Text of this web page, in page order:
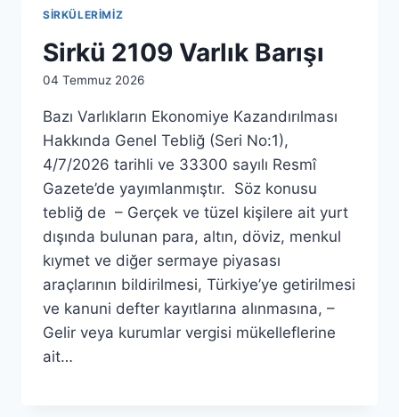
SIRKÜLERIMIZ
Sirkü 2109 Varlık Barışı
By
04 Temmuz 2026
Bazı Varlıkların Ekonomiye Kazandırılması
Hakkında Genel Tebliğ (Seri No:1),
4/7/2026 tarihli ve 33300 sayılı Resmî
Gazete’de yayımlanmıştır. Söz konusu
tebliğ de – Gerçek ve tüzel kişilere ait yurt
dışında bulunan para, altın, döviz, menkul
kıymet ve diğer sermaye piyasası
araçlarının bildirilmesi, Türkiye’ye getirilmesi
ve kanuni defter kayıtlarına alınmasına, –
Gelir veya kurumlar vergisi mükelleflerine
ait…